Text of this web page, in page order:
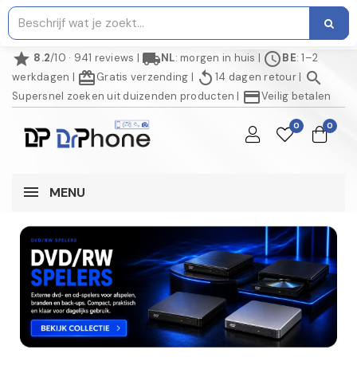
star 8.2/10 · 941 reviews | local_shippingNL: morgen in huis | scheduleBE: 1–2
werkdagen | redeemGratis verzending | replay 14 dagen retour| search
Supersnel zoeken uit duizenden producten | credit_cardVeilig betalen
0 0
MENU